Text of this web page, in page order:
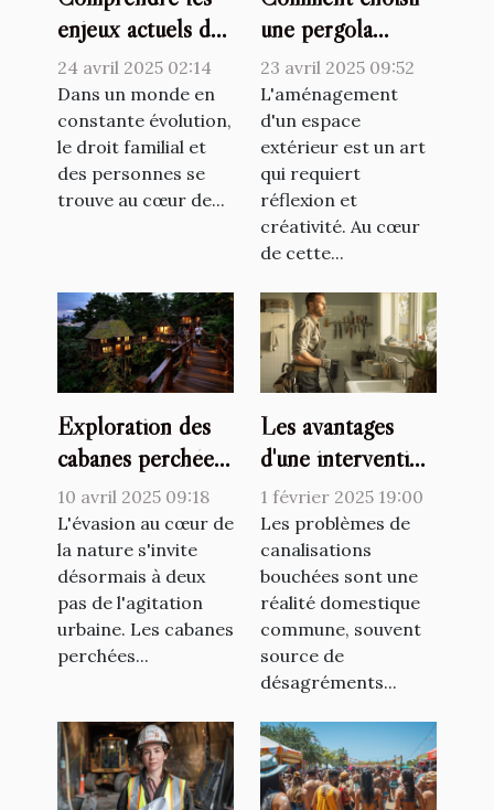
enjeux actuels du
droit familial et
des personnes
24 avril 2025 02:14
Dans un monde en
constante évolution,
le droit familial et
des personnes se
trouve au cœur de...
une pergola
bioclimatique pour
améliorer votre
espace extérieur
23 avril 2025 09:52
L'aménagement
d'un espace
extérieur est un art
qui requiert
réflexion et
créativité. Au cœur
de cette...
Exploration des
cabanes perchées
pour des
escapades nature
proches de la
capitale
10 avril 2025 09:18
L'évasion au cœur de
la nature s'invite
désormais à deux
pas de l'agitation
urbaine. Les cabanes
perchées...
Les avantages
d'une intervention
professionnelle
pour le
débouchage de
canalisations
1 février 2025 19:00
Les problèmes de
canalisations
bouchées sont une
réalité domestique
commune, souvent
source de
désagréments...